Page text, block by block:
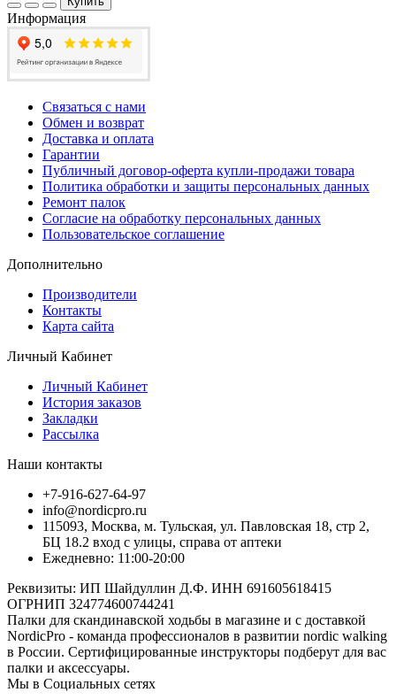
Информация
Связаться с нами
Обмен и возврат
Доставка и оплата
Гарантии
Публичный договор-оферта купли-продажи товара
Политика обработки и защиты персональных данных
Ремонт палок
Согласие на обработку персональных данных
Пользовательское соглашение
Дополнительно
Производители
Контакты
Карта сайта
Личный Кабинет
Личный Кабинет
История заказов
Закладки
Рассылка
Наши контакты
+7-916-627-64-97
info@nordicpro.ru
115093, Москва, м. Тульская, ул. Павловская 18, стр 2,
БЦ 18.2 вход с улицы, справа от аптеки
Ежедневно: 11:00-20:00
Реквизиты: ИП Шайдуллин Д.Ф. ИНН 691605618415
ОГРНИП 324774600744241
Палки для скандинавской ходьбы в магазине и с доставкой
NordicPro - команда профессионалов в развитии nordic walking
в России. Сертифицированные инструкторы подберут для вас
палки и аксессуары.
Мы в Социальных сетях